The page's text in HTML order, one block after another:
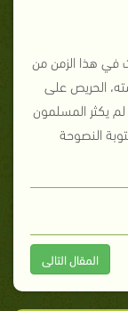
في هذا الزمن من
الحريص على
يكثر المسلمون
النصوحة
المقال التالى